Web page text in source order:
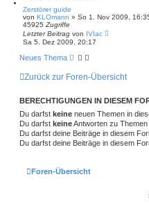
Zerstörer guide
von KLOmann » So 1. Nov 2009,
45925 Zugriffe
Letzter Beitrag von IVIac
Sa 5. Dez 2009, 20:17
Neues Thema
Zurück zur Foren-Übersicht
BERECHTIGUNGEN IN DIESEM
Du darfst keine neuen Themen in
Du darfst keineAntworten zu
Du darfst deine Beiträge in diesem
Du darfst deine Beiträge in diesem
Foren-Übersicht